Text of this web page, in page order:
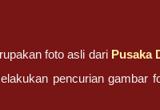
foto asli dari Pusaka
pencurian gambar